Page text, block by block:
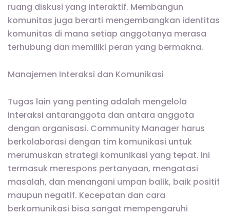
ruang diskusi yang interaktif. Membangun
komunitas juga berarti mengembangkan identitas
komunitas di mana setiap anggotanya merasa
terhubung dan memiliki peran yang bermakna.
Manajemen Interaksi dan Komunikasi
Tugas lain yang penting adalah mengelola
interaksi antaranggota dan antara anggota
dengan organisasi. Community Manager harus
berkolaborasi dengan tim komunikasi untuk
merumuskan strategi komunikasi yang tepat. Ini
termasuk merespons pertanyaan, mengatasi
masalah, dan menangani umpan balik, baik positif
maupun negatif. Kecepatan dan cara
berkomunikasi bisa sangat mempengaruhi